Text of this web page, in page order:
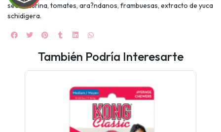
seca, taurina, tomates, ara?ndanos, frambuesas, extracto de yuca
schidigera.
También Podría Interesarte